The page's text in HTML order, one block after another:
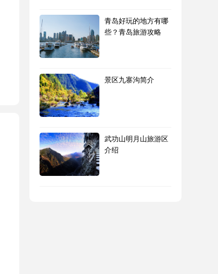
青岛好玩的地方有哪
些？青岛旅游攻略
景区九寨沟简介
武功山明月山旅游区
介绍